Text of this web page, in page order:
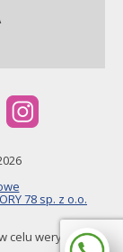
78 sp. z o.o.
celu weryfikacji